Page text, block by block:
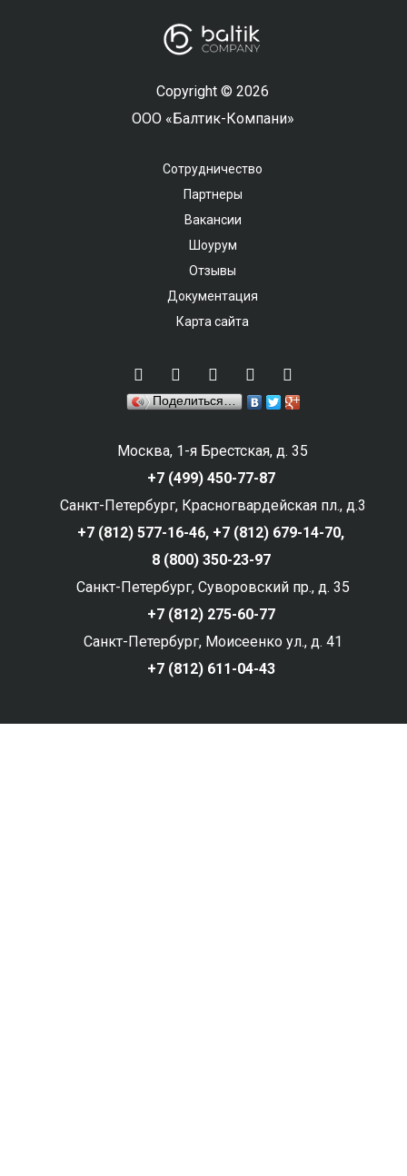
Copyright © 2026
ООО «Балтик-Компани»
Сотрудничество
Партнеры
Вакансии
Шоурум
Отзывы
Документация
Карта сайта
Поделиться…
Москва, 1-я Брестская, д. 35
+7 (499) 450-77-87
Санкт-Петербург, Красногвардейская пл., д.3
+7 (812) 577-16-46, +7 (812) 679-14-70,
8 (800) 350-23-97
Санкт-Петербург, Суворовский пр., д. 35
+7 (812) 275-60-77
Санкт-Петербург, Моисеенко ул., д. 41
+7 (812) 611-04-43